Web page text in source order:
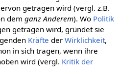
getragen wird (vergl. z.B.
dem ganz Anderem). Wo Politik
getragen wird, gründet sie
Kräfte der Wirklichkeit,
in sich tragen, wenn ihre
wird (vergl. Kritik der